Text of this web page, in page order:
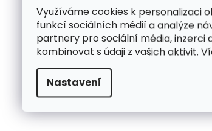
Využíváme cookies k personalizaci
funkcí sociálních médií a analýze
partnery pro sociální média, inzerci
kombinovat s údaji z vašich aktivit.
Nastavení